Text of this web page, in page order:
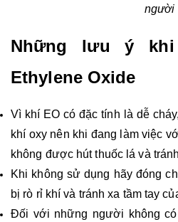
người
Những lưu ý
Ethylene Oxide
Vì khí EO có đặc tính là dễ
khí oxy nên khi đang làm việc
không được hút thuốc lá và
Khi không sử dụng hãy đóng
bị rò rỉ khí và tránh xa tầm tay
Đối với những người không